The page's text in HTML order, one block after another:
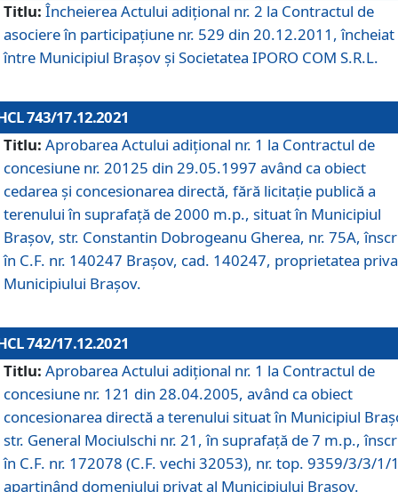
Titlu: Încheierea Actului adițional nr. 2 la Contractul de
asociere în participațiune nr. 529 din 20.12.2011, încheiat
între Municipiul Brașov și Societatea IPORO COM S.R.L.
743/17.12.2021
Titlu: Aprobarea Actului adiţional nr. 1 la Contractul de
concesiune nr. 20125 din 29.05.1997 având ca obiect
cedarea și concesionarea directă, fără licitație publică a
terenului în suprafață de 2000 m.p., situat în Municipiul
Brașov, str. Constantin Dobrogeanu Gherea, nr. 75A,
în C.F. nr. 140247 Brașov, cad. 140247, proprietatea
Municipiului Brașov.
742/17.12.2021
Titlu: Aprobarea Actului adiţional nr. 1 la Contractul de
concesiune nr. 121 din 28.04.2005, având ca obiect
concesionarea directă a terenului situat în Municipiul
str. General Mociulschi nr. 21, în suprafață de 7 m.p.,
în C.F. nr. 172078 (C.F. vechi 32053), nr. top. 9359/3/3/1/
aparținând domeniului privat al Municipiului Brașov.